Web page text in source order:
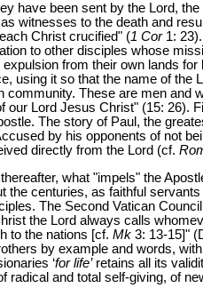
have been sent by the Lord,
witnesses to the death and
Christ crucified" (1 Cor1:
to other disciples whose
from their own lands
using it so that the name of
community. These are men and
our Lord Jesus Christ" (15: 26).
The story of Paul, the
by his opponents of not
directly from the Lord (cf.
what "impels" the
the centuries, as faithful
The Second Vatican
the Lord always calls
to the nations [cf. Mk 3: 13-15]"
by example and words,
‘for life’retains all its
radical and total self-giving, of